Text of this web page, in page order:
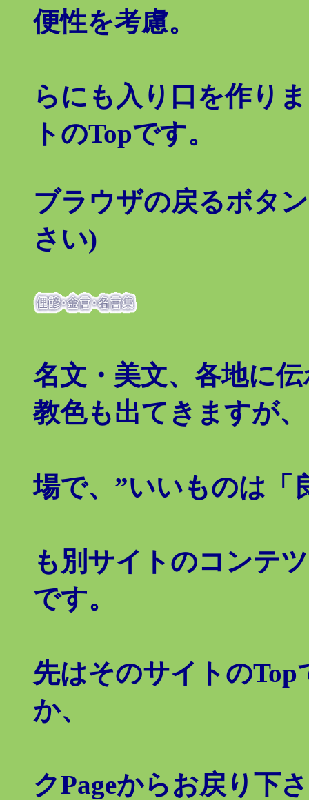
便性を考慮。
らにも入り口を作り
トのTopです。
ブラウザの戻るボタ
さい)
名文・美文、各地に
教色も出てきますが、
場で、”いいものは「
も別サイトのコンテ
です。
先はそのサイトの
か、
クPageからお戻り下